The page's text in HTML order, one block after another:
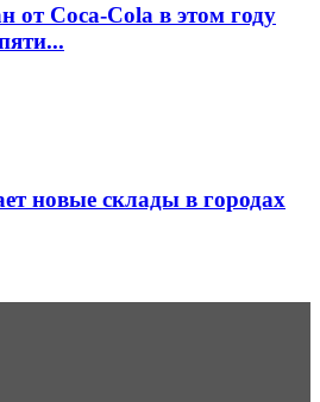
от Coca-Cola в этом году
новые склады в городах